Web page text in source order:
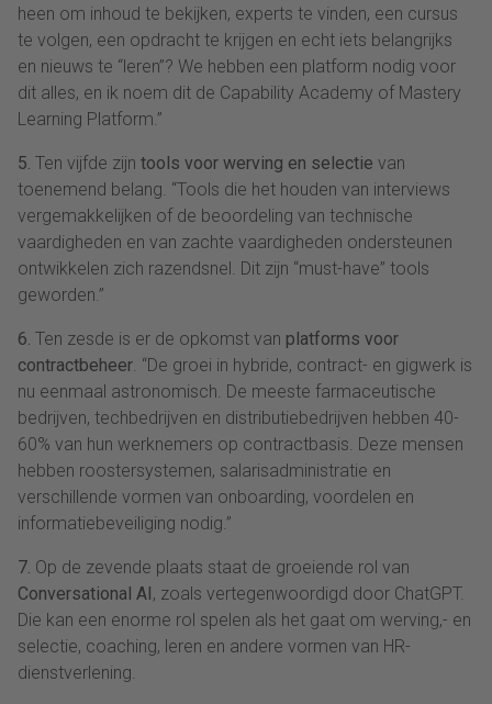
heen om inhoud te bekijken, experts te vinden, een cursus
te volgen, een opdracht te krijgen en echt iets belangrijks
en nieuws te “leren”? We hebben een platform nodig voor
dit alles, en ik noem dit de Capability Academy of Mastery
Learning Platform.”
5. Ten vijfde zijn tools voor werving en selectie van
toenemend belang. “Tools die het houden van interviews
vergemakkelijken of de beoordeling van technische
vaardigheden en van zachte vaardigheden ondersteunen
ontwikkelen zich razendsnel. Dit zijn “must-have” tools
geworden.”
6. Ten zesde is er de opkomst van platforms voor
contractbeheer. “De groei in hybride, contract- en gigwerk is
nu eenmaal astronomisch. De meeste farmaceutische
bedrijven, techbedrijven en distributiebedrijven hebben 40-
60% van hun werknemers op contractbasis. Deze mensen
hebben roostersystemen, salarisadministratie en
verschillende vormen van onboarding, voordelen en
informatiebeveiliging nodig.”
7. Op de zevende plaats staat de groeiende rol van
Conversational AI , zoals vertegenwoordigd door ChatGPT.
Die kan een enorme rol spelen als het gaat om werving,- en
selectie, coaching, leren en andere vormen van HR-
dienstverlening.